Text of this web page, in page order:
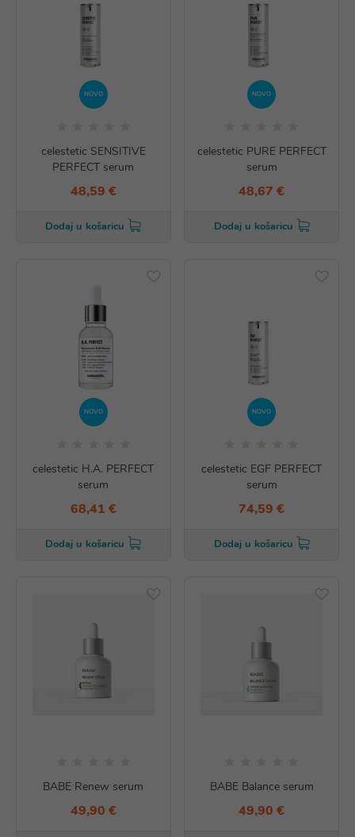
NOVO
celestetic SENSITIVE
PERFECT serum
48,59 €
Dodaj u košaricu
NOVO
celestetic PURE PERFECT
serum
48,67 €
Dodaj u košaricu
NOVO
celestetic H.A. PERFECT
serum
68,41 €
Dodaj u košaricu
NOVO
celestetic EGF PERFECT
serum
74,59 €
Dodaj u košaricu
BABE Renew serum
49,90 €
BABE Balance serum
49,90 €